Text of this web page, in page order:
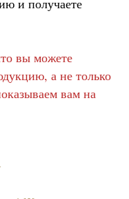
и получаете
вы можете
а не только
вам на